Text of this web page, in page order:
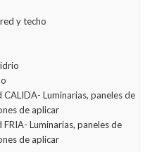
y techo
CALIDA- Luminarias, paneles de
de aplicar
FRIA- Luminarias, paneles de
de aplicar